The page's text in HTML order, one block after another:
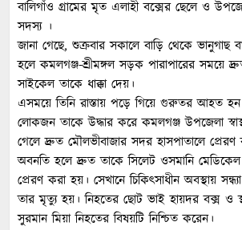
বালিগাঁও গ্রামের মৃত এলাহী বক্সের ছেলে ও
সদস্য ।
জানা গেছে, শুক্রবার সকালে বাড়ি থেকে ভানুগাছ
হলে কমলগঞ্জ-শ্রীমঙ্গল সড়ক পারাপারের সময়ে
সাইকেল তাকে ধাক্কা দেয়।
এসময়ে তিনি রাস্তায় পড়ে গিয়ে গুরুতর আহত
লোকজন তাকে উদ্ধার করে কমলগঞ্জ উপজেলা
গেলে দ্রুত মৌলভীবাজার সদর হাসপাতালে
অবনতি হলে দ্রুত তাকে সিলেট ওসমানি
প্রেরণ করা হয়। সেখানে চিকিৎসাধীন অবস্থায়
তার মৃত্যু হয়। নিহতের ছোট ভাই হায়দর বক্স ও
সুরমান মিয়া নিহতের বিষয়টি নিশ্চিত করেন।